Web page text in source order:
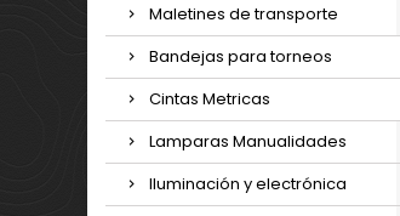
Maletines de transporte
Bandejas para torneos
Cintas Metricas
Lamparas Manualidades
Iluminación y electrónica